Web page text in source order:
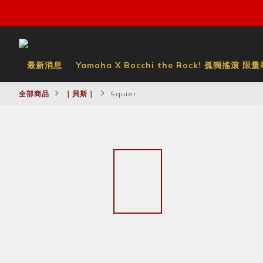
最新消息 Yamaha X Bocchi the Rock! 孤獨搖滾 限量
全部商品 ｜貝斯｜ Squier